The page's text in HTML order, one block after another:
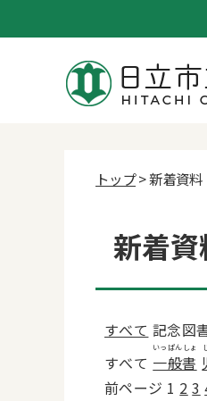
トップ> 新着資料
新着資
すべて 記念図
すべて 一般書
いっぱんしょ
前ページ 1 2 3